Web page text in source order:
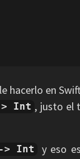
hacerlo en
Int , justo el
Int
y eso